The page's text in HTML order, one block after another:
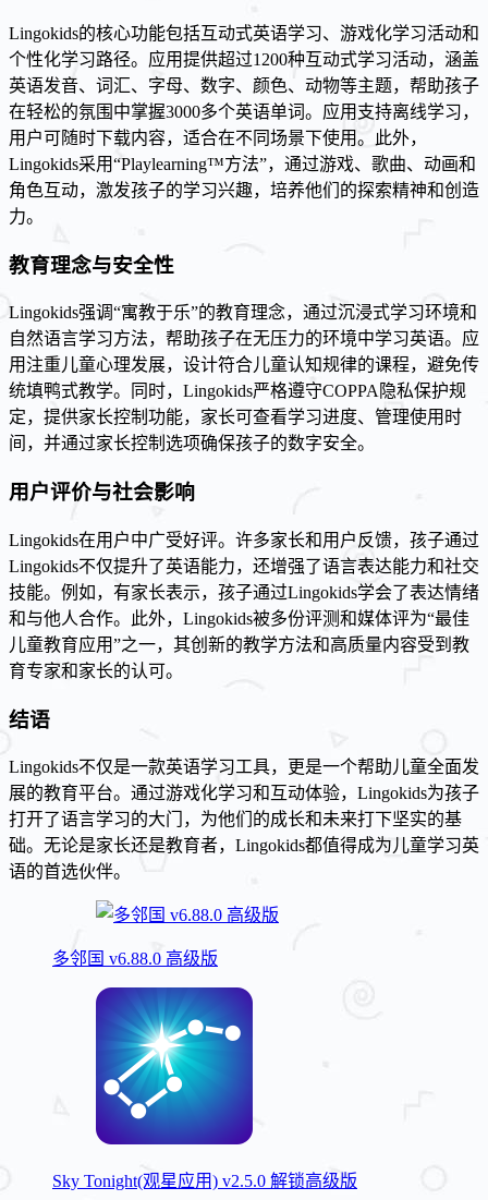
Lingokids的核心功能包括互动式英语学习、游戏化学习活动和
个性化学习路径。应用提供超过1200种互动式学习活动，涵盖
英语发音、词汇、字母、数字、颜色、动物等主题，帮助孩子
在轻松的氛围中掌握3000多个英语单词。应用支持离线学习，
用户可随时下载内容，适合在不同场景下使用。此外，
Lingokids采用“Playlearning™方法”，通过游戏、歌曲、动画和
角色互动，激发孩子的学习兴趣，培养他们的探索精神和创造
力。
教育理念与安全性
Lingokids强调“寓教于乐”的教育理念，通过沉浸式学习环境和
自然语言学习方法，帮助孩子在无压力的环境中学习英语。应
用注重儿童心理发展，设计符合儿童认知规律的课程，避免传
统填鸭式教学。同时，Lingokids严格遵守COPPA隐私保护规
定，提供家长控制功能，家长可查看学习进度、管理使用时
间，并通过家长控制选项确保孩子的数字安全。
用户评价与社会影响
Lingokids在用户中广受好评。许多家长和用户反馈，孩子通过
Lingokids不仅提升了英语能力，还增强了语言表达能力和社交
技能。例如，有家长表示，孩子通过Lingokids学会了表达情绪
和与他人合作。此外，Lingokids被多份评测和媒体评为“最佳
儿童教育应用”之一，其创新的教学方法和高质量内容受到教
育专家和家长的认可。
结语
Lingokids不仅是一款英语学习工具，更是一个帮助儿童全面发
展的教育平台。通过游戏化学习和互动体验，Lingokids为孩子
打开了语言学习的大门，为他们的成长和未来打下坚实的基
础。无论是家长还是教育者，Lingokids都值得成为儿童学习英
语的首选伙伴。
多邻国 v6.88.0 高级版
Sky Tonight(观星应用) v2.5.0 解锁高级版